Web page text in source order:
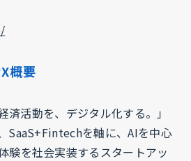
概要
済活動を、デジタル化する。」
SaaS+Fintechを軸に、AIを中心
験を社会実装するスタートアッ